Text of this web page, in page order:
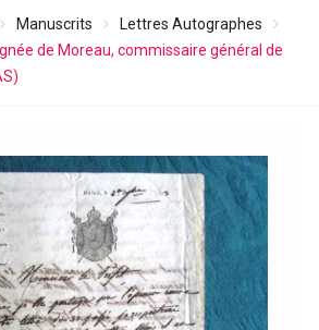
Manuscrits
Lettres Autographes
de Moreau, commissaire général de